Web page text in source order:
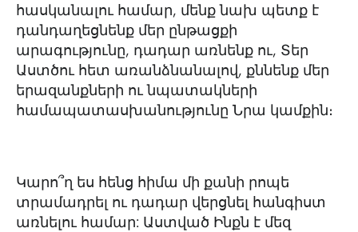
հասկանալու համար, մենք նախ պետք է
դանդաղեցնենք մեր ընթացքի
արագությունը, դադար առնենք ու, Տեր
Աստծու հետ առանձնանալով, քննենք մեր
երազանքների ու նպատակների
համապատասխանությունը Նրա կամքին։
Կարո՞ղ ես հենց հիմա մի քանի րոպե
տրամադրել ու դադար վերցնել հանգիստ
առնելու համար: Աստված Ինքն է մեզ